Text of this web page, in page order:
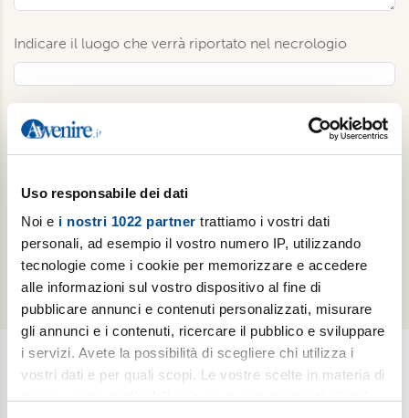
Uso responsabile dei dati
Noi e i nostri 1022 partner trattiamo i vostri dati
personali, ad esempio il vostro numero IP, utilizzando
tecnologie come i cookie per memorizzare e accedere
alle informazioni sul vostro dispositivo al fine di
pubblicare annunci e contenuti personalizzati, misurare
gli annunci e i contenuti, ricercare il pubblico e sviluppare
i servizi. Avete la possibilità di scegliere chi utilizza i
vostri dati e per quali scopi. Le vostre scelte in materia di
Indicare il luogo che verrà riportato nel necrologio
Se vuoi pubblicare una fotografia, carica l’immagine
Voglio inserire nel necrologio il simbolo della
croce
Invia
Newsletter